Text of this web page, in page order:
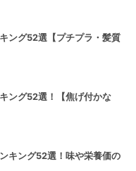
ング52選【プチプラ・髪質
ング52選！【焦げ付かな
キング52選！味や栄養価の